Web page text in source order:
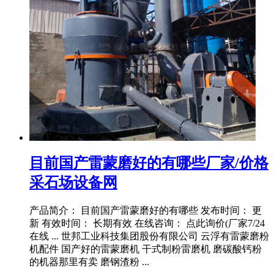
目前国产雷蒙磨好的有哪些厂家/价格
采石场设备网
产品简介： 目前国产雷蒙磨好的有哪些 发布时间： 更
新 有效时间： 长期有效 在线咨询： 点此询价(厂家7/24
在线 ... 世邦工业科技集团股份有限公司 云浮有雷蒙磨粉
机配件 国产好的雷蒙磨机 干式制粉雷磨机 磨碳酸钙粉
的机器那里有卖 磨钢渣粉 ...